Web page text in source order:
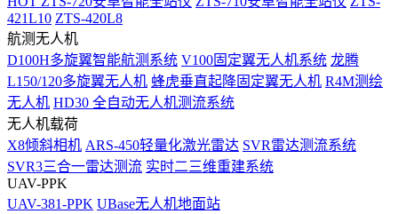
421L10 ZTS-420L8
航测无人机
D100H多旋翼智能航测系统 V100固定翼无人机系统 龙腾
L150/120多旋翼无人机 蜂虎垂直起降固定翼无人机 R4M测绘
无人机 HD30 全自动无人机测流系统
无人机载荷
X8倾斜相机 ARS-450轻量化激光雷达 SVR雷达测流系统
SVR3三合一雷达测流 实时二三维重建系统
UAV-PPK
UAV-381-PPK UBase无人机地面站